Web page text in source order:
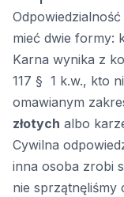
mieć dwie formy:
Karna wynika z
117 § 1 k.w., kto
omawianym
złotych albo
Cywilna
inna osoba zrobi
nie sprzątnęliśmy